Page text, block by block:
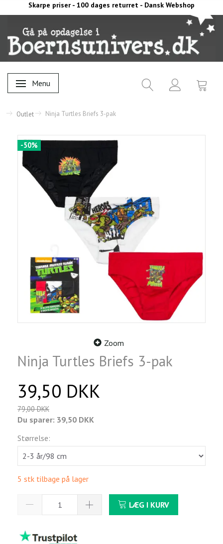
Skarpe priser - 100 dages returret - Dansk Webshop
Skifte navigation
Menu
Outlet Ninja Turtles Briefs 3-pak
-50%
Zoom
Ninja Turtles Briefs 3-pak
39,50 DKK
79,00 DKK
Du sparer: 39,50 DKK
Størrelse:
5 stk tilbage på lager
LÆG I KURV